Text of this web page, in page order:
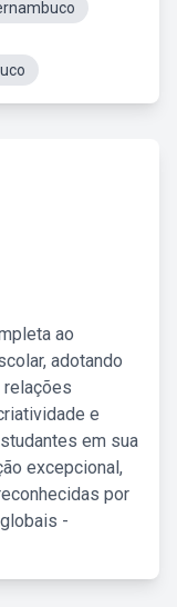
ao
adotando
e
em sua
excepcional,
por
-